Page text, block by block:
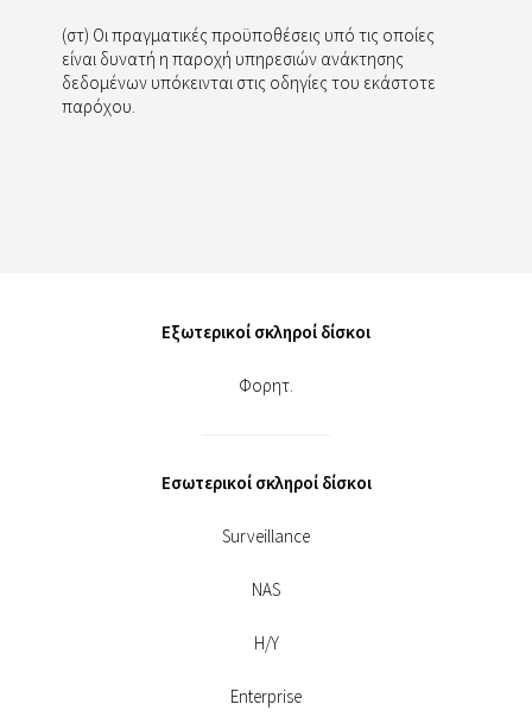
(στ) Οι πραγματικές προϋποθέσεις υπό τις οποίες
είναι δυνατή η παροχή υπηρεσιών ανάκτησης
δεδομένων υπόκεινται στις οδηγίες του εκάστοτε
παρόχου.
Εξωτερικοί σκληροί δίσκοι
Φορητ.
Εσωτερικοί σκληροί δίσκοι
Surveillance
NAS
Η/Υ
Enterprise